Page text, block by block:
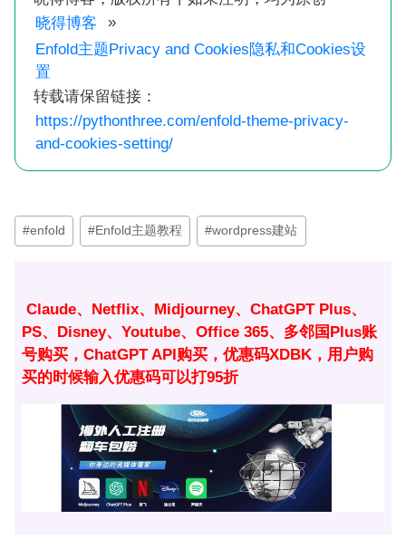
晓得博客
»
Enfold主题Privacy and Cookies隐私和Cookies设
置
转载请保留链接：
https://pythonthree.com/enfold-theme-privacy-
and-cookies-setting/
文
章
#enfold #Enfold主题教程 #wordpress建站
Claude、Netflix、Midjourney、ChatGPT Plus、
PS、Disney、Youtube、Office 365、多邻国Plus账
号购买，ChatGPT API购买，优惠码XDBK，用户购
买的时候输入优惠码可以打95折